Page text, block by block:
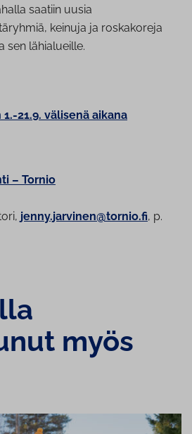
saatiin uusia
keinuja ja roskakoreja
sen lähialueille.
21.9. välisenä aikana
– Tornio
jenny.jarvinen@tornio.fi, p.
myös